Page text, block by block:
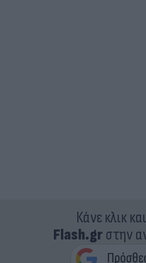
Κάνε κλικ
Flash.grστην